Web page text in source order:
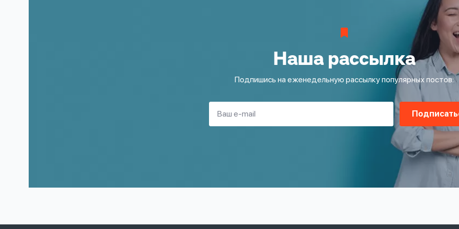
Наша рассылка
Подпишись на еженедельную рассылку популярных постов: